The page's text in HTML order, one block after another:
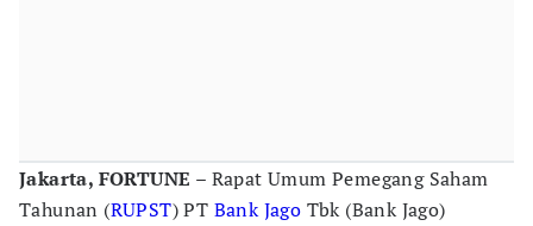
Jakarta, FORTUNE – Rapat Umum Pemegang Saham
Tahunan (RUPST) PT Bank Jago Tbk (Bank Jago)